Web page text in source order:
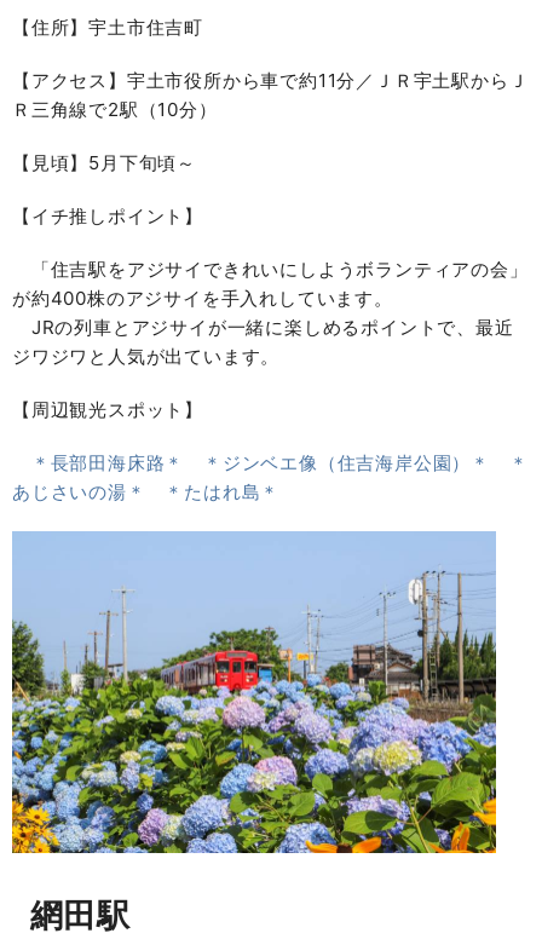
【住所】宇土市住吉町
【アクセス】宇土市役所から車で約11分／ＪＲ宇土駅からＪ
Ｒ三角線で2駅（10分）
【見頃】5月下旬頃～
【イチ推しポイント】
「住吉駅をアジサイできれいにしようボランティアの会」
が約400株のアジサイを手入れしています。
JRの列車とアジサイが一緒に楽しめるポイントで、最近
ジワジワと人気が出ています。
【周辺観光スポット】
＊長部田海床路＊ ＊ジンベエ像（住吉海岸公園）＊
＊
あじさいの湯＊
＊たはれ島＊
網田駅